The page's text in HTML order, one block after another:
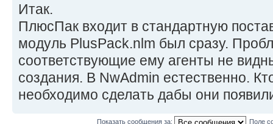
Итак.
ПлюсПак входит в стандартную
модуль PlusPack.nlm был сразу.
соответствующие ему агенты не
создания. В NwAdmin естественно.
необходимо сделать дабы они
Показать сообщения за: Поле